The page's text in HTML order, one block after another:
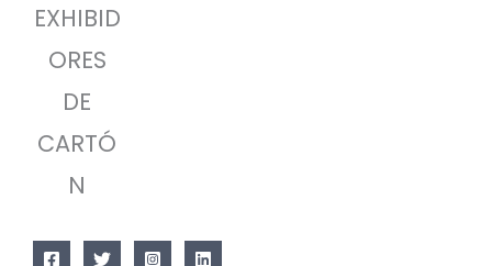
EXHIBID
ORES
DE
CARTÓ
N